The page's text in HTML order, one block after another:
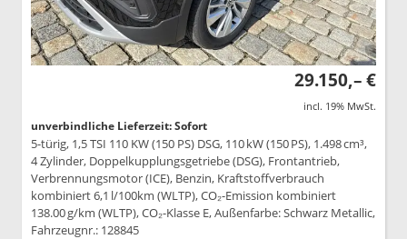
29.150,– €
incl. 19% MwSt.
unverbindliche Lieferzeit: Sofort
5-türig, 1,5 TSI 110 KW (150 PS) DSG, 110 kW (150 PS), 1.498 cm³,
4 Zylinder, Doppelkupplungsgetriebe (DSG), Frontantrieb,
Verbrennungsmotor (ICE), Benzin, Kraftstoffverbrauch
kombiniert 6,1 l/100km (WLTP), CO₂-Emission kombiniert
138.00 g/km (WLTP), CO₂-Klasse E, Außenfarbe: Schwarz Metallic,
Fahrzeugnr.: 128845